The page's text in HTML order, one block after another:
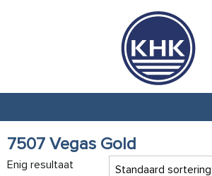
7507 Vegas Gold
Enig resultaat